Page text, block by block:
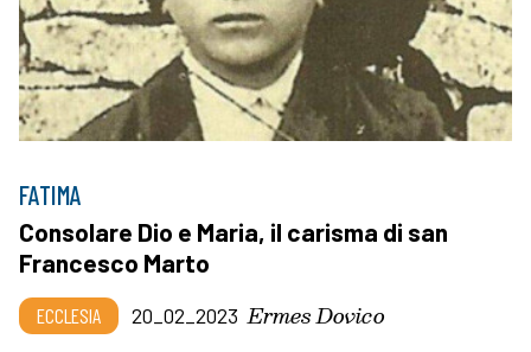
FATIMA
Consolare Dio e Maria, il carisma di san
Francesco Marto
ECCLESIA 20_02_2023 Ermes Dovico